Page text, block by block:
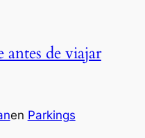
antes de viajar
en Parkings